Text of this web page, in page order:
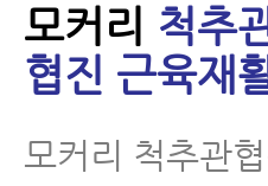
모커리 척추
협진 근육재
모커리 척추관